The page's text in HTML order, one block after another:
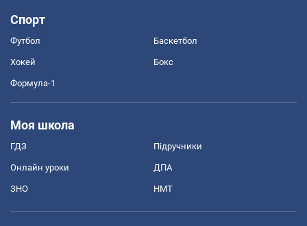
Спорт
Футбол Баскетбол
Хокей Бокс
Формула-1
Моя школа
ГДЗ Підручники
Онлайн уроки ДПА
ЗНО НМТ